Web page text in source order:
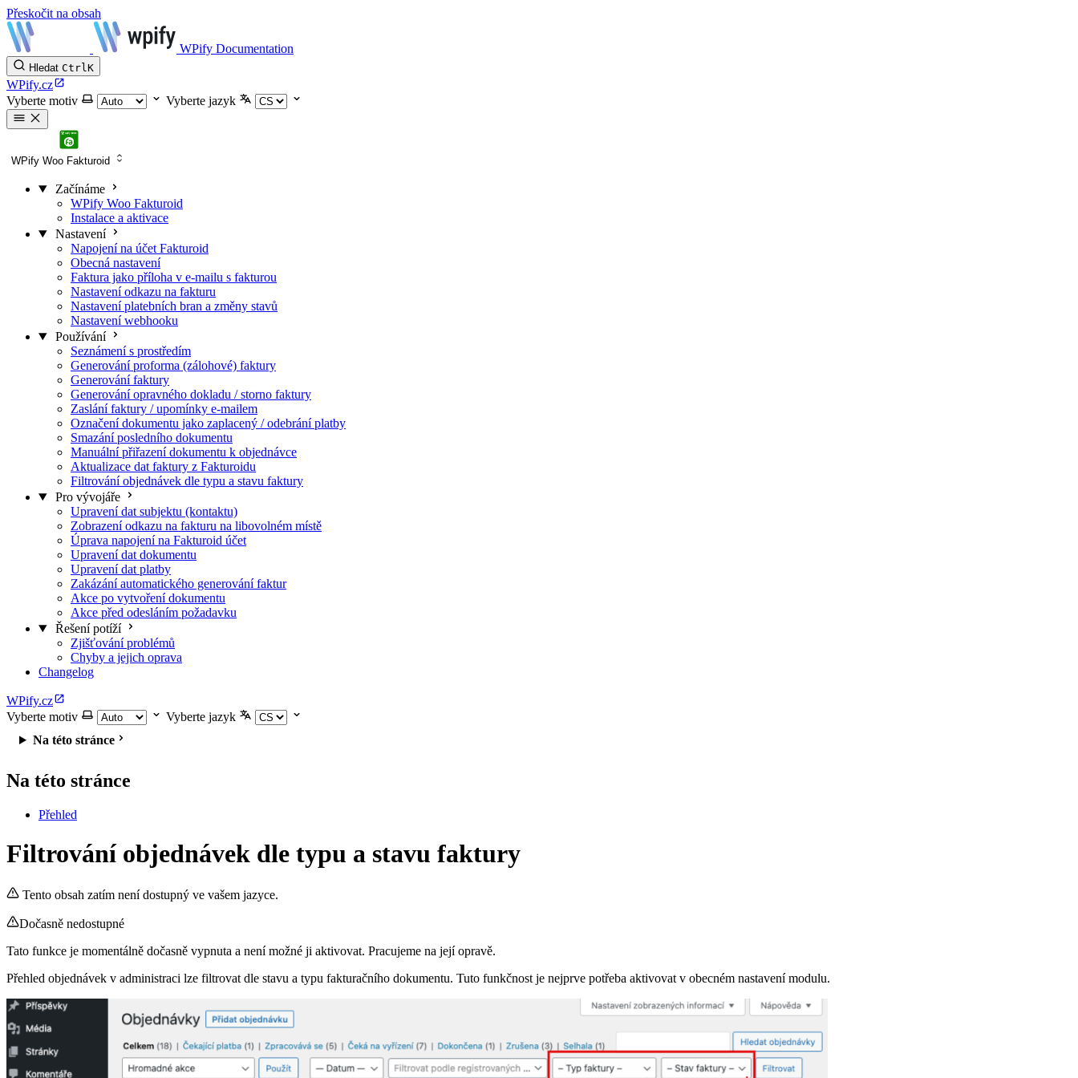
Přeskočit na obsah
WPify Documentation
Hledat CtrlK
WPify.cz
Vyberte motiv
Vyberte jazyk
WPify Woo Fakturoid
Začínáme
WPify Woo Fakturoid
Instalace a aktivace
Nastavení
Napojení na účet Fakturoid
Obecná nastavení
Faktura jako příloha v e-mailu s fakturou
Nastavení odkazu na fakturu
Nastavení platebních bran a změny stavů
Nastavení webhooku
Používání
Seznámení s prostředím
Generování proforma (zálohové) faktury
Generování faktury
Generování opravného dokladu / storno faktury
Zaslání faktury / upomínky e-mailem
Označení dokumentu jako zaplacený / odebrání platby
Smazání posledního dokumentu
Manuální přiřazení dokumentu k objednávce
Aktualizace dat faktury z Fakturoidu
Filtrování objednávek dle typu a stavu faktury
Pro vývojáře
Upravení dat subjektu (kontaktu)
Zobrazení odkazu na fakturu na libovolném místě
Úprava napojení na Fakturoid účet
Upravení dat dokumentu
Upravení dat platby
Zakázání automatického generování faktur
Akce po vytvoření dokumentu
Akce před odesláním požadavku
Řešení potíží
Zjišťování problémů
Chyby a jejich oprava
Changelog
WPify.cz
Vyberte motiv
Vyberte jazyk
Na této stránce
Na této stránce
Přehled
Filtrování objednávek dle typu a stavu faktury
Tento obsah zatím není dostupný ve vašem jazyce.
Dočasně nedostupné
Tato funkce je momentálně dočasně vypnuta a není možné ji aktivovat. Pracujeme na její opravě.
Přehled objednávek v administraci lze filtrovat dle stavu a typu fakturačního dokumentu. Tuto funkčnost je nejprve potřeba aktivovat v obecném nastavení modulu.